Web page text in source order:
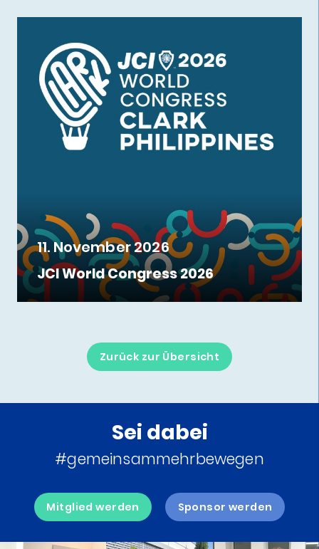
11. November 2026
JCI World Congress 2026
Zurück zur Übersicht
Sei dabei
#gemeinsammehrbewegen
Mitglied werden Sponsor werden